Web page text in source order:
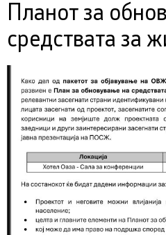
Планот за
средствата за